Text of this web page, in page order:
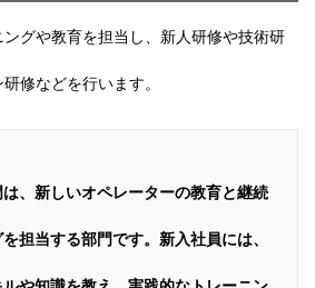
グや教育を担当し、 新人研修や技術研
研修などを行います。
は、新しいオペレーターの教育と継続
担当する部門です。新入社員には、